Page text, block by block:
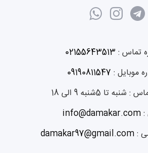
تماس : 02155643513
موبایل : 09190811547
: شنبه تا 5شنبه 9 الی 18
:
info@damakar.com
:
damakar97@gmail.com